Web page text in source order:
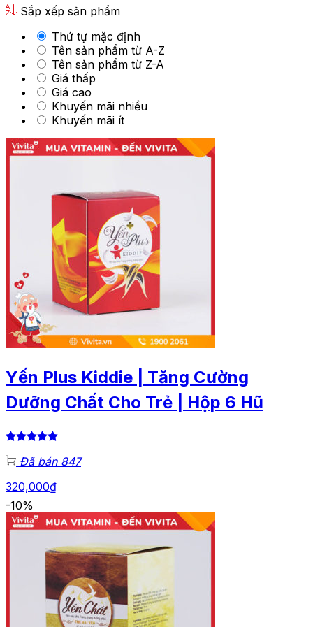
Sắp xếp sản phẩm
Thứ tự mặc định
Tên sản phẩm từ A-Z
Tên sản phẩm từ Z-A
Giá thấp
Giá cao
Khuyến mãi nhiều
Khuyến mãi ít
Yến Plus Kiddie | Tăng Cường
Dưỡng Chất Cho Trẻ | Hộp 6 Hũ
Đã bán 847
320,000₫
-10%